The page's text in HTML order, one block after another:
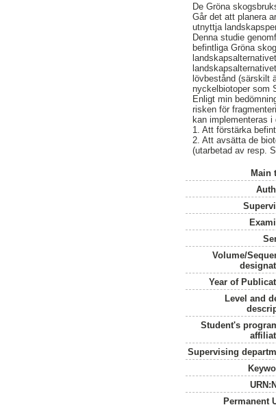
De Gröna
Går det att planera
utnyttja
Denna studie
befintliga Gröna
lövbestånd (särskilt
nyckelbiotoper som
Enligt min
risken för
kan implementeras
1. Att förstärka
2. Att avsätta de
(utarbetad av resp.
Main
Volume/
Year of
Level and
Student's
Supervising
Permanent